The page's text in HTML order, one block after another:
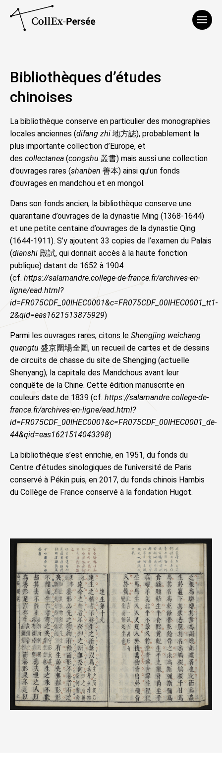
Bibliothèques d’études
chinoises
La bibliothèque conserve en particulier des monographies
locales anciennes (difang zhi 地方誌), probablement la
plus importante collection d’Europe, et
des collectanea (congshu 叢書) mais aussi une collection
d’ouvrages rares (shanben 善本) ainsi qu’un fonds
d’ouvrages en mandchou et en mongol.
Dans son fonds ancien, la bibliothèque conserve une
quarantaine d’ouvrages de la dynastie Ming (1368-1644)
et une petite centaine d’ouvrages de la dynastie Qing
(1644-1911). S’y ajoutent 33 copies de l’examen du Palais
(dianshi 殿試, qui donnait accès à la haute fonction
publique) datant de 1652 à 1904
(cf. https://salamandre.college-de-france.fr/archives-en-
ligne/ead.html?
id=FR075CDF_00IHEC0001&c=FR075CDF_00IHEC0001_tt1-
2&qid=eas1621513875929)
Parmi les ouvrages rares, citons le Shengjing weichang
quangtu 盛京圍場全圖, un recueil de cartes et de dessins
de circuits de chasse du site de Shengjing (actuelle
Shenyang), la capitale des Mandchous avant leur
conquête de la Chine. Cette édition manuscrite en
couleurs date de 1839 (cf. https://salamandre.college-de-
france.fr/archives-en-ligne/ead.html?
id=FR075CDF_00IHEC0001&c=FR075CDF_00IHEC0001_de-
44&qid=eas1621514043398)
La bibliothèque s’est enrichie, en 1951, du fonds du
Centre d’études sinologiques de l’université de Paris
conservé à Pékin puis, en 2017, du fonds chinois Hambis
du Collège de France conservé à la fondation Hugot.